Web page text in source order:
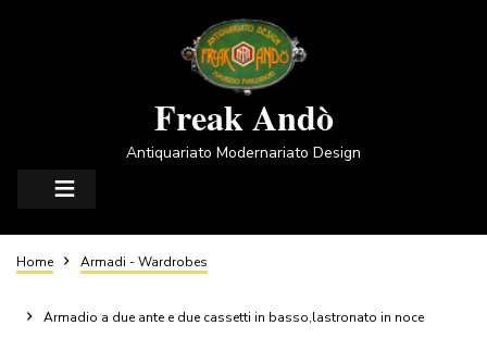
Freak Andò
Antiquariato Modernariato Design
Briciole
Home Armadi - Wardrobes
Armadio a due ante e due cassetti in basso,lastronato in noce